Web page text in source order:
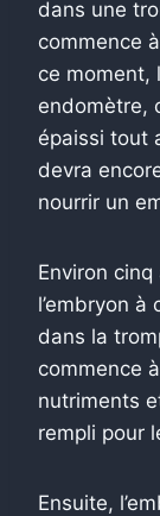
dans une
commence
ce moment,
endomètre,
épaissi tout
devra
nourrir un
Environ
l’embryon à
dans la
commence
nutriments
rempli pour
Ensuite,